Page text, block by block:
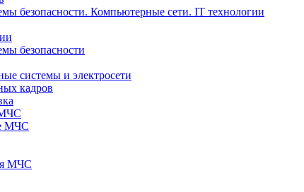
безопасности. Компьютерные сети. IT технологии
безопасности
системы и электросети
кадров
МЧС
МЧС
МЧС